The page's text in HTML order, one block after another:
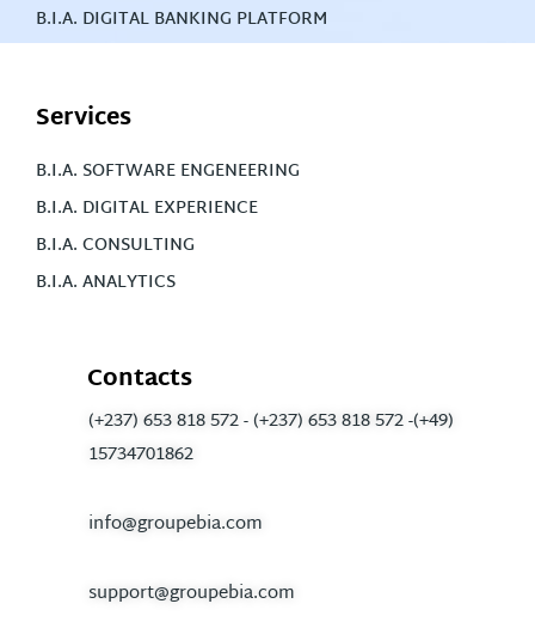
B.I.A. DIGITAL BANKING PLATFORM
Services
B.I.A. SOFTWARE ENGENEERING
B.I.A. DIGITAL EXPERIENCE
B.I.A. CONSULTING
B.I.A. ANALYTICS
Contacts
(+237) 653 818 572 - (+237) 653 818 572 -(+49)
15734701862
info@groupebia.com
support@groupebia.com